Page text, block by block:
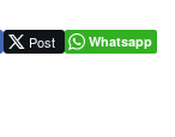
Post Whatsapp